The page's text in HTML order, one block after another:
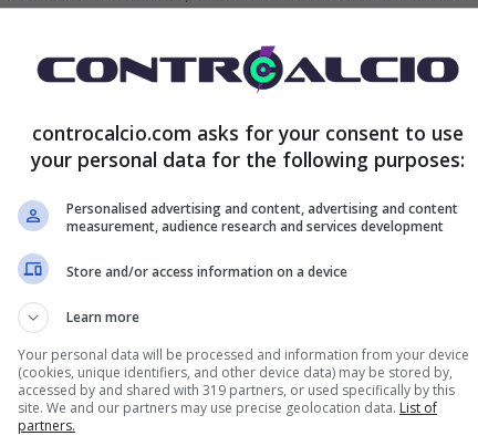
risparmio consistente sul
insiste pertornare in Italiae dove ha giocato
non è arrivata.
per Vlahovic: parole dure
relativa Vlahovic e la gestione della Juve
“Ci sono voluti 4 minuti a Dusan Vlahovicper
a partita”. E poi ha chiuso con un secco:“Che
controcalcio.com asks for your consent to use
your personal data for the following purposes:
Personalised advertising and content, advertising and content
measurement, audience research and services development
Store and/or access information on a device
Learn more
Your personal data will be processed and information from your device
(cookies, unique identifiers, and other device data) may be stored by,
accessed by and shared with 319 partners, or used specifically by this
site. We and our partners may use precise geolocation data. List of
partners.